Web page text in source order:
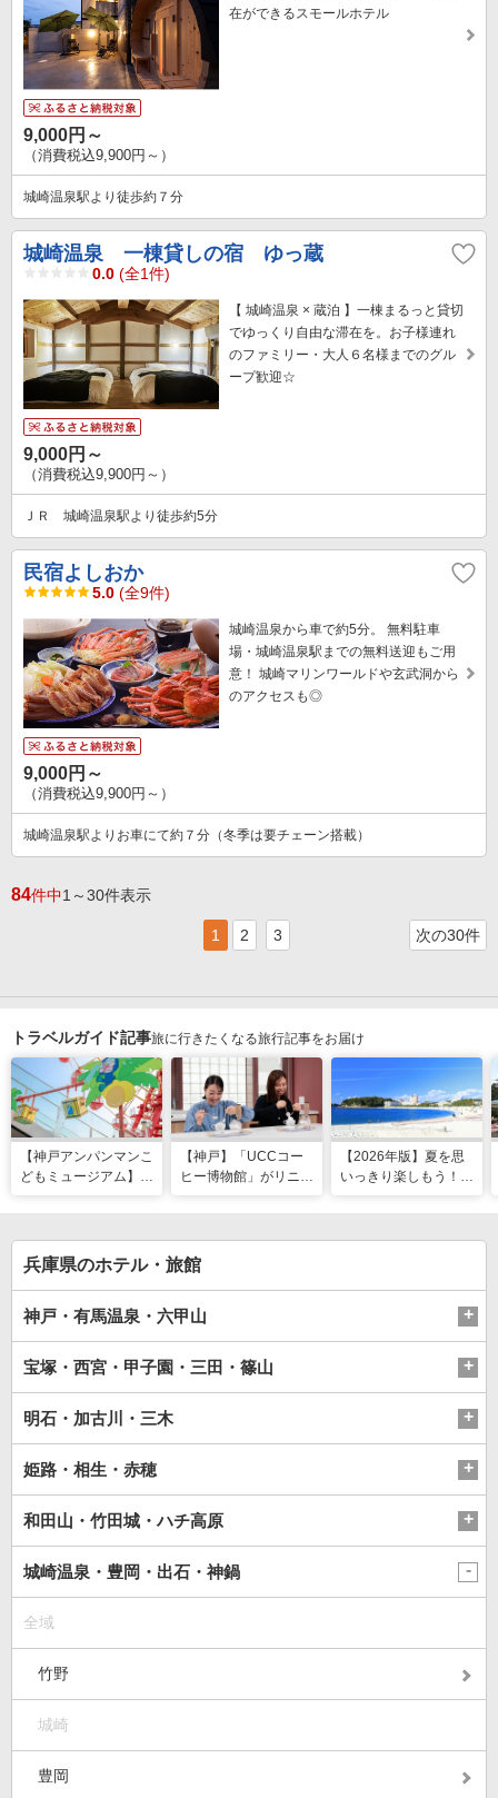
在ができるスモールホテル
9,000円～
（消費税込9,900円～）
城崎温泉駅より徒歩約７分
城崎温泉 一棟貸しの宿 ゆっ蔵
0.0 (全1件)
【 城崎温泉 × 蔵泊 】一棟まるっと貸切
でゆっくり自由な滞在を。お子様連れ
のファミリー・大人６名様までのグル
ープ歓迎☆
9,000円～
（消費税込9,900円～）
ＪＲ 城崎温泉駅より徒歩約5分
民宿よしおか
5.0 (全9件)
城崎温泉から車で約5分。 無料駐車
場・城崎温泉駅までの無料送迎もご用
意！ 城崎マリンワールドや玄武洞から
のアクセスも◎
9,000円～
（消費税込9,900円～）
城崎温泉駅よりお車にて約７分（冬季は要チェーン搭載）
84件中1～30件表示
1 2 3 次の30件
トラベルガイド記事旅に行きたくなる旅行記事をお届け
【神戸アンパンマンこ
どもミュージアム】夏
ょ濡れになって暑さを
ふき飛ばそう
【神戸】「UCCコー
ヒー博物館」がリニュ
【2026年版】夏を思
いっきり楽しもう！関
兵庫県のホテル・旅館
神戸・有馬温泉・六甲山
宝塚・西宮・甲子園・三田・篠山
明石・加古川・三木
姫路・相生・赤穂
和田山・竹田城・ハチ高原
城崎温泉・豊岡・出石・神鍋
全域
竹野
城崎
豊岡